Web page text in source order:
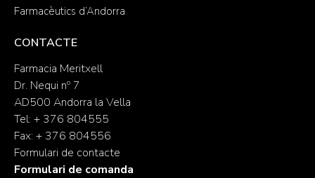
Farmacèutics d’Andorra
CONTACTE
Farmacia Meritxell
Dr. Nequi nº 7
AD500 Andorra la Vella
Tel: + 376 804555
Fax: + 376 804556
Formulari de contacte
Formulari de comanda